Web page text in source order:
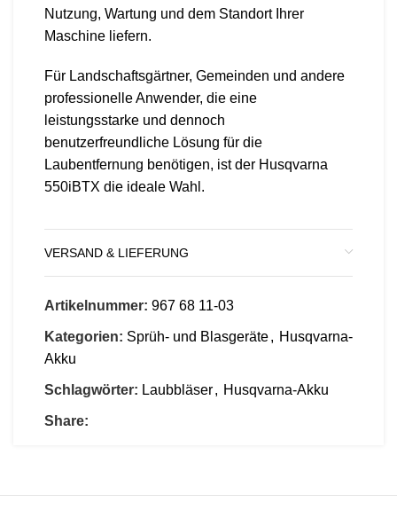
Nutzung, Wartung und dem Standort Ihrer
Maschine liefern.
Für Landschaftsgärtner, Gemeinden und andere
professionelle Anwender, die eine
leistungsstarke und dennoch
benutzerfreundliche Lösung für die
Laubentfernung benötigen, ist der Husqvarna
550iBTX die ideale Wahl.
VERSAND & LIEFERUNG
Artikelnummer: 967 68 11‑03
Kategorien: Sprüh- und Blasgeräte, Husqvarna-
Akku
Schlagwörter: Laubbläser, Husqvarna-Akku
Share: